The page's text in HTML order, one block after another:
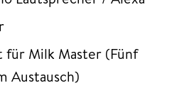
für Milk Master (Fünf
Austausch)